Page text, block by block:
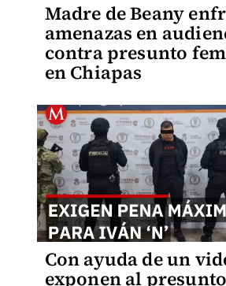
Madre de Beany
amenazas en
contra presunto
en Chiapas
Con ayuda de un
exponen al